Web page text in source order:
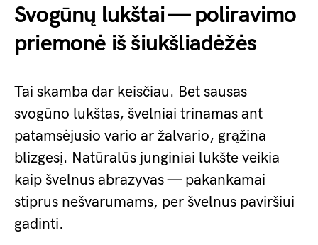
Svogūnų lukštai — poliravimo
priemonė iš šiukšliadėžės
Tai skamba dar keisčiau. Bet sausas
svogūno lukštas, švelniai trinamas ant
patamsėjusio vario ar žalvario, grąžina
blizgesį. Natūralūs junginiai lukšte veikia
kaip švelnus abrazyvas — pakankamai
stiprus nešvarumams, per švelnus paviršiui
gadinti.